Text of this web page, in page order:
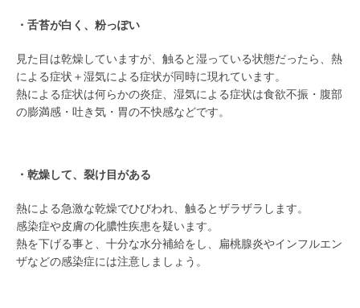
・舌苔が白く、粉っぽい
見た目は乾燥していますが、触ると湿っている状態だったら、熱
による症状＋湿気による症状が同時に現れています。
熱による症状は何らかの炎症、湿気による症状は食欲不振・腹部
の膨満感・吐き気・胃の不快感などです。
・乾燥して、裂け目がある
熱による急激な乾燥でひびわれ、触るとザラザラします。
感染症や皮膚の化膿性疾患を疑います。
熱を下げる事と、十分な水分補給をし、扁桃腺炎やインフルエン
ザなどの感染症には注意しましょう。